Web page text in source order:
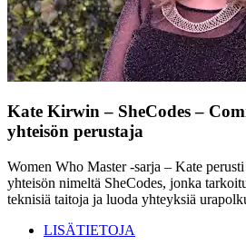
Kate Kirwin – SheCodes –
yhteisön perustaja
Women Who Master -sarja – Kate
yhteisön nimeltä SheCodes, jonka
teknisiä taitoja ja luoda yhteyksiä
LISÄTIETOJA